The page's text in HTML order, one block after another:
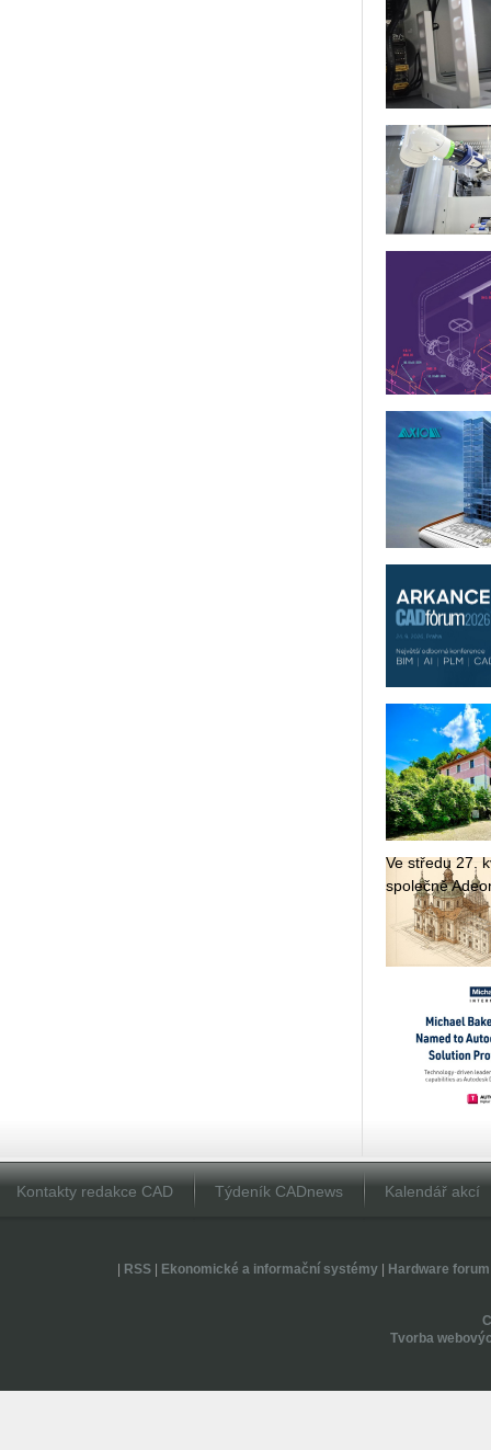
Ve stře­du 27.
spo­leč­ně
Kontakty redakce CAD Týdeník CADnews Kalendář akcí
RSS| Ekonomické a informační systémy| Hardware forum
Tvorba